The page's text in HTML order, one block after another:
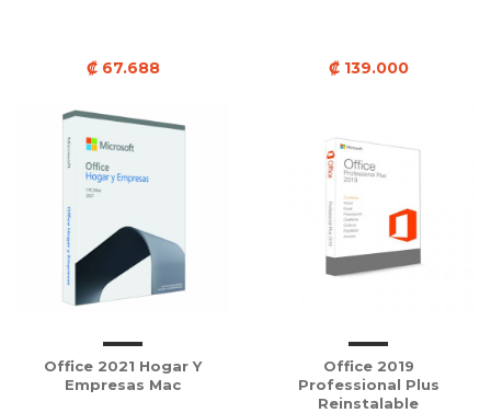
₡ 67.688 ₡ 139.000
Office 2021 Hogar Y
Empresas Mac
Office 2019
Professional Plus
Reinstalable